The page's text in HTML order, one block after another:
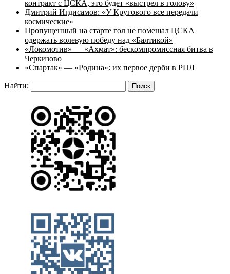
контракт с ЦСКА, это будет «выстрел в голову»
Дмитрий Игдисамов: «У Кругового все передачи
космические»
Пропущенный на старте гол не помешал ЦСКА
одержать волевую победу над «Балтикой»
«Локомотив» — «Ахмат»: бескомпромиссная битва в
Черкизово
«Спартак» — «Родина»: их первое дерби в РПЛ
Найти: